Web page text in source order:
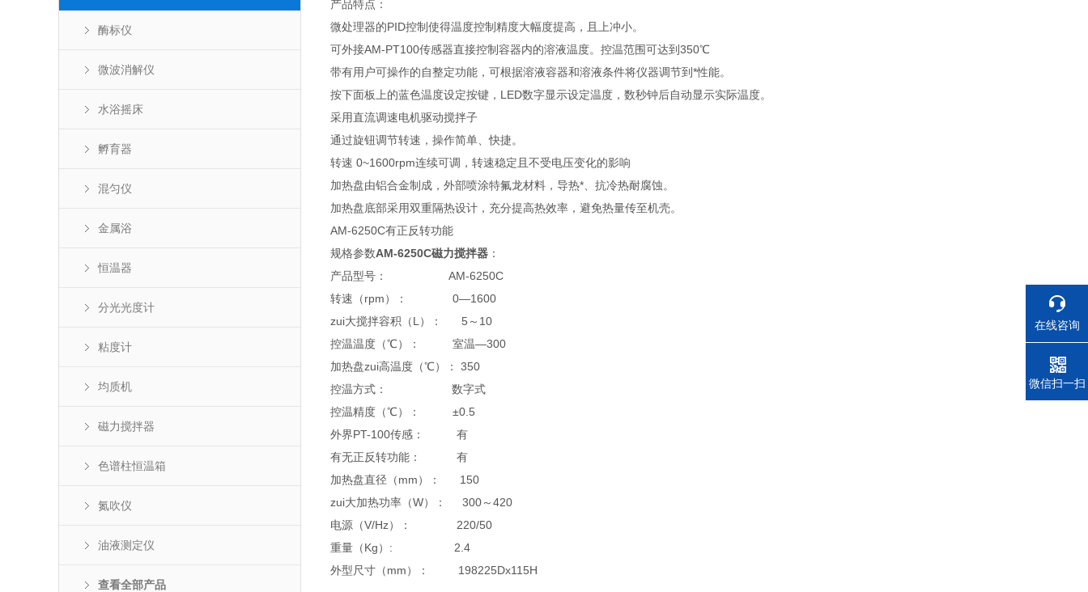
酶标仪
微波消解仪
水浴摇床
孵育器
混匀仪
金属浴
恒温器
分光光度计
粘度计
均质机
磁力搅拌器
色谱柱恒温箱
氮吹仪
油液测定仪
查看全部产品
产品特点：
微处理器的PID控制使得温度控制精度大幅度提高，且上冲小。
可外接AM-PT100传感器直接控制容器内的溶液温度。控温范围可达到350℃
带有用户可操作的自整定功能，可根据溶液容器和溶液条件将仪器调节到*性能。
按下面板上的蓝色温度设定按键，LED数字显示设定温度，数秒钟后自动显示实际温度。
采用直流调速电机驱动搅拌子
通过旋钮调节转速，操作简单、快捷。
转速 0~1600rpm连续可调，转速稳定且不受电压变化的影响
加热盘由铝合金制成，外部喷涂特氟龙材料，导热*、抗冷热耐腐蚀。
加热盘底部采用双重隔热设计，充分提高热效率，避免热量传至机壳。
AM-6250C有正反转功能
规格参数AM-6250C磁力搅拌器 ：
产品型号： AM-6250C
转速（rpm）： 0—1600
zui大搅拌容积（L）： 5～10
控温温度（℃）： 室温—300
加热盘zui高温度（℃）： 350
控温方式： 数字式
控温精度（℃）： ±0.5
外界PT-100传感： 有
有无正反转功能： 有
加热盘直径（mm）： 150
zui大加热功率（W）： 300～420
电源（V/Hz）： 220/50
重量（Kg）: 2.4
外型尺寸（mm）： 198225Dx115H
在线咨询
电话
微信扫一扫